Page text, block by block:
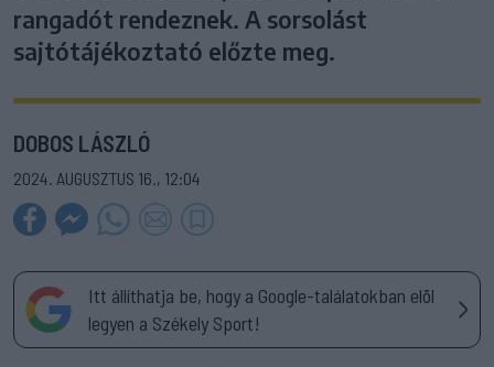
rangadót rendeznek. A sorsolást
sajtótájékoztató előzte meg.
DOBOS LÁSZLÓ
2024. AUGUSZTUS 16., 12:04
Itt állíthatja be, hogy a Google-találatokban elöl
legyen a Székely Sport!